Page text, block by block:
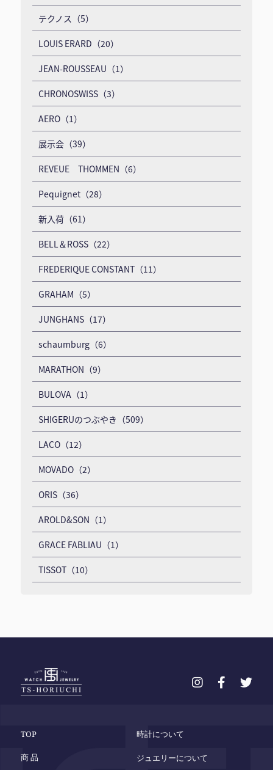
テクノス（5）
LOUIS ERARD（20）
JEAN-ROUSSEAU（1）
CHRONOSWISS（3）
AERO（1）
展示会（39）
REVEUE THOMMEN（6）
Pequignet（28）
新入荷（61）
BELL＆ROSS（22）
FREDERIQUE CONSTANT（11）
GRAHAM（5）
JUNGHANS（17）
schaumburg（6）
MARATHON（9）
BULOVA（1）
SHIGERUのつぶやき（509）
LACO（12）
MOVADO（2）
ORIS（36）
AROLD&SON（1）
GRACE FABLIAU（1）
TISSOT（10）
TOP
商 品
時計について
ジュエリーについて